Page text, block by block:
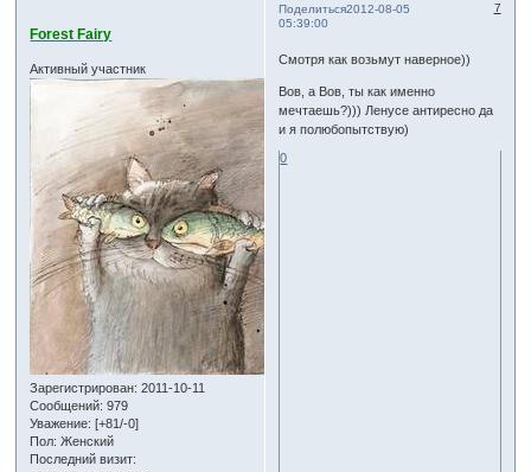
Поделиться 7
2012-08-05
05:39:00
Forest Fairy
Активный участник
Зарегистрирован: 2011-10-11
Сообщений: 979
Уважение: [+81/-0]
Пол: Женский
Последний визит:
Смотря как возьмут наверное))
Вов, а Вов, ты как именно
мечтаешь?))) Ленусе антиресно да
и я полюбопытствую)
0